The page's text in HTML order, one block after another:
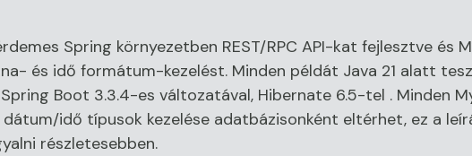
Spring környezetben REST/RPC API-kat fejlesztve és
és idő formátum-kezelést. Minden példát Java 21 alatt
Boot 3.3.4-es változatával, Hibernate 6.5-tel . Minden
idő típusok kezelése adatbázisonként eltérhet, ez a
részletesebben.